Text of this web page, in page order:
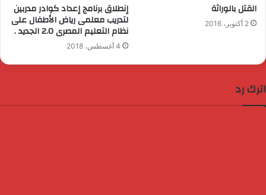
القتل بالوراثة
2 أكتوبر، 2016
إنطلاق برنامج إعداد كوادر مدربين
لتدريب معلمى رياض الأطفال على
نظام التعليم المصرى 2.0 الجديد .
4 أغسطس، 2018
اترك رد